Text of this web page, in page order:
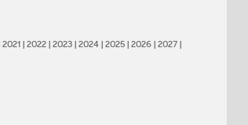
2021| 2022| 2023| 2024| 2025| 2026| 2027|